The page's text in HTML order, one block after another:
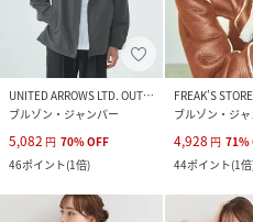
UNITED ARROWS LTD. OUTLET
ブルゾン・ジャンパー
5,082 円 70%OFF
46ポイント(1倍)
FREAK’S STORE
ブルゾン・ジ
4,928 円 71%
44ポイント(1倍